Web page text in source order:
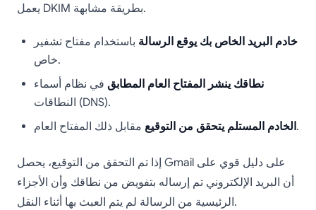
يعمل DKIM بطريقة مشابهة.
خادم البريد الخاص بك يوقع الرسالة باستخدام مفتاح تشفير
خاص.
نطاقك ينشر المفتاح العام المطابق في نظام أسماء
النطاقات (DNS).
الخادم المستلم يتحقق من التوقيعمقابل ذلك المفتاح العام.
إذا تم التحقق من التوقيع، يحصل Gmail على دليل قوي على
أن البريد الإلكتروني تم إرساله بتفويض من نطاقك وأن الأجزاء
الرئيسية من الرسالة لم يتم العبث بها أثناء النقل.